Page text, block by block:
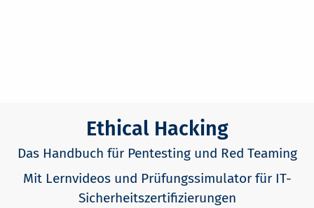
Ethical Hacking
Das Handbuch für Pentesting und Red Teaming
Mit Lernvideos und Prüfungssimulator für IT-
Sicherheitszertifizierungen